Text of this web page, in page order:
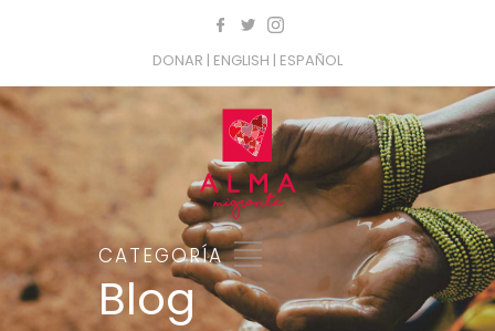
DONAR | ENGLISH | ESPAÑOL
CATEGORÍA
Blog